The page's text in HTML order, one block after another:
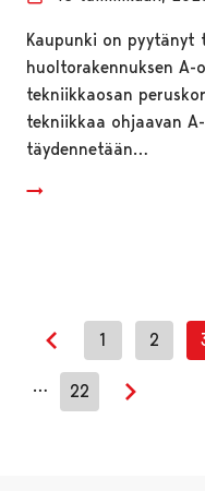
Kaupunki on pyytänyt
huoltorakennuksen
tekniikkaosan
tekniikkaa ohjaavan
täydennetään…
Edellinen sivu
1 2
… 22
Seuraava